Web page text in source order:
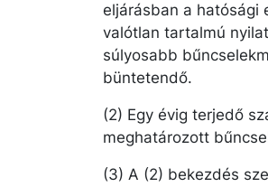
eljárásban a hatósági
valótlan tartalmú
súlyosabb
büntetendő.
(2) Egy évig terjedő
meghatározott
(3) A (2) bekezdés